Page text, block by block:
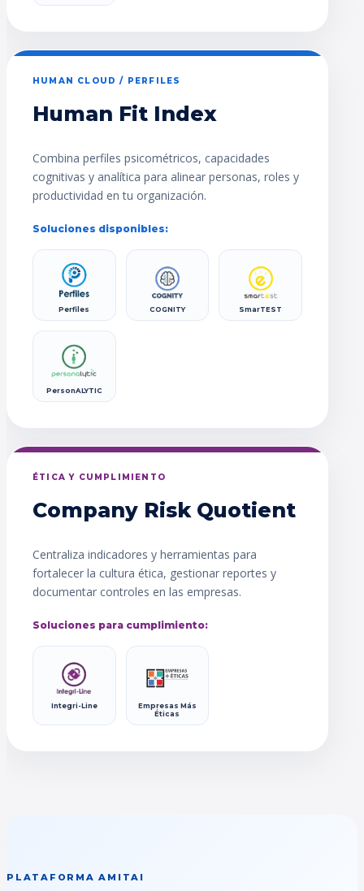
HUMAN CLOUD / PERFILES
Human Fit Index
Combina perfiles psicométricos, capacidades
cognitivas y analítica para alinear personas, roles y
productividad en tu organización.
Soluciones disponibles:
Perfiles COGNITY SmarTEST
PersonALYTIC
ÉTICA Y CUMPLIMIENTO
Company Risk Quotient
Centraliza indicadores y herramientas para
fortalecer la cultura ética, gestionar reportes y
documentar controles en las empresas.
Soluciones para cumplimiento:
Integri-Line
Empresas Más
Éticas
PLATAFORMA AMITAI